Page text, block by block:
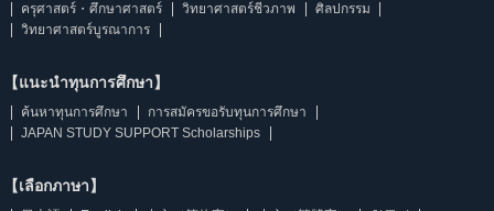
ครุศาสตร์・ศึกษาศาสตร์
วิทยาศาสตร์ชีวภาพ
ศิลปกรรม
วิทยาศาสตร์บูรณาการ
【แนะนำทุนการศึกษา】
ค้นหาทุนการศึกษา
การสมัครขอรับทุนการศึกษา
JAPAN STUDY SUPPORT Scholarships
【เลือกภาษา】